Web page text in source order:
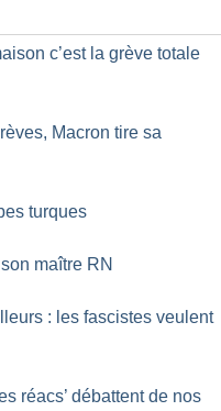
c’est la grève totale
Macron tire sa
turques
maître RN
: les fascistes veulent
réacs’ débattent de nos